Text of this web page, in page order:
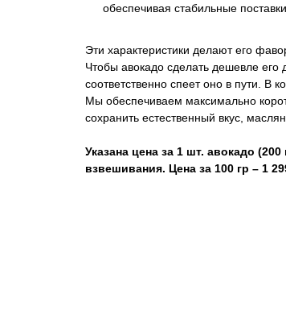
обеспечивая стабильные
Эти характеристики делают его
Чтобы авокадо сделать дешевле
соответственно спеет оно в пути. В
Мы обеспечиваем максимально
сохранить естественный вкус,
Указана цена за 1 шт. авокадо
взвешивания. Цена за 100 гр – 1